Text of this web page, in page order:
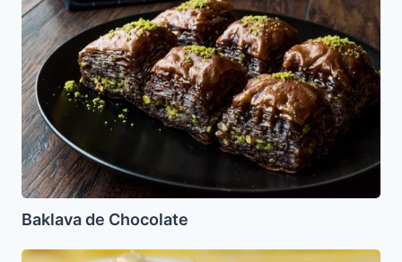
Chocolate
Baklava de Chocolate